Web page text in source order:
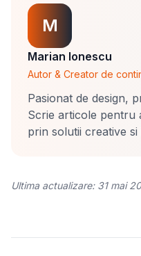
M
Marian Ionescu
Autor & Creator de
Pasionat de design,
Scrie articole pentru
prin solutii creative
Ultima actualizare: 31 mai